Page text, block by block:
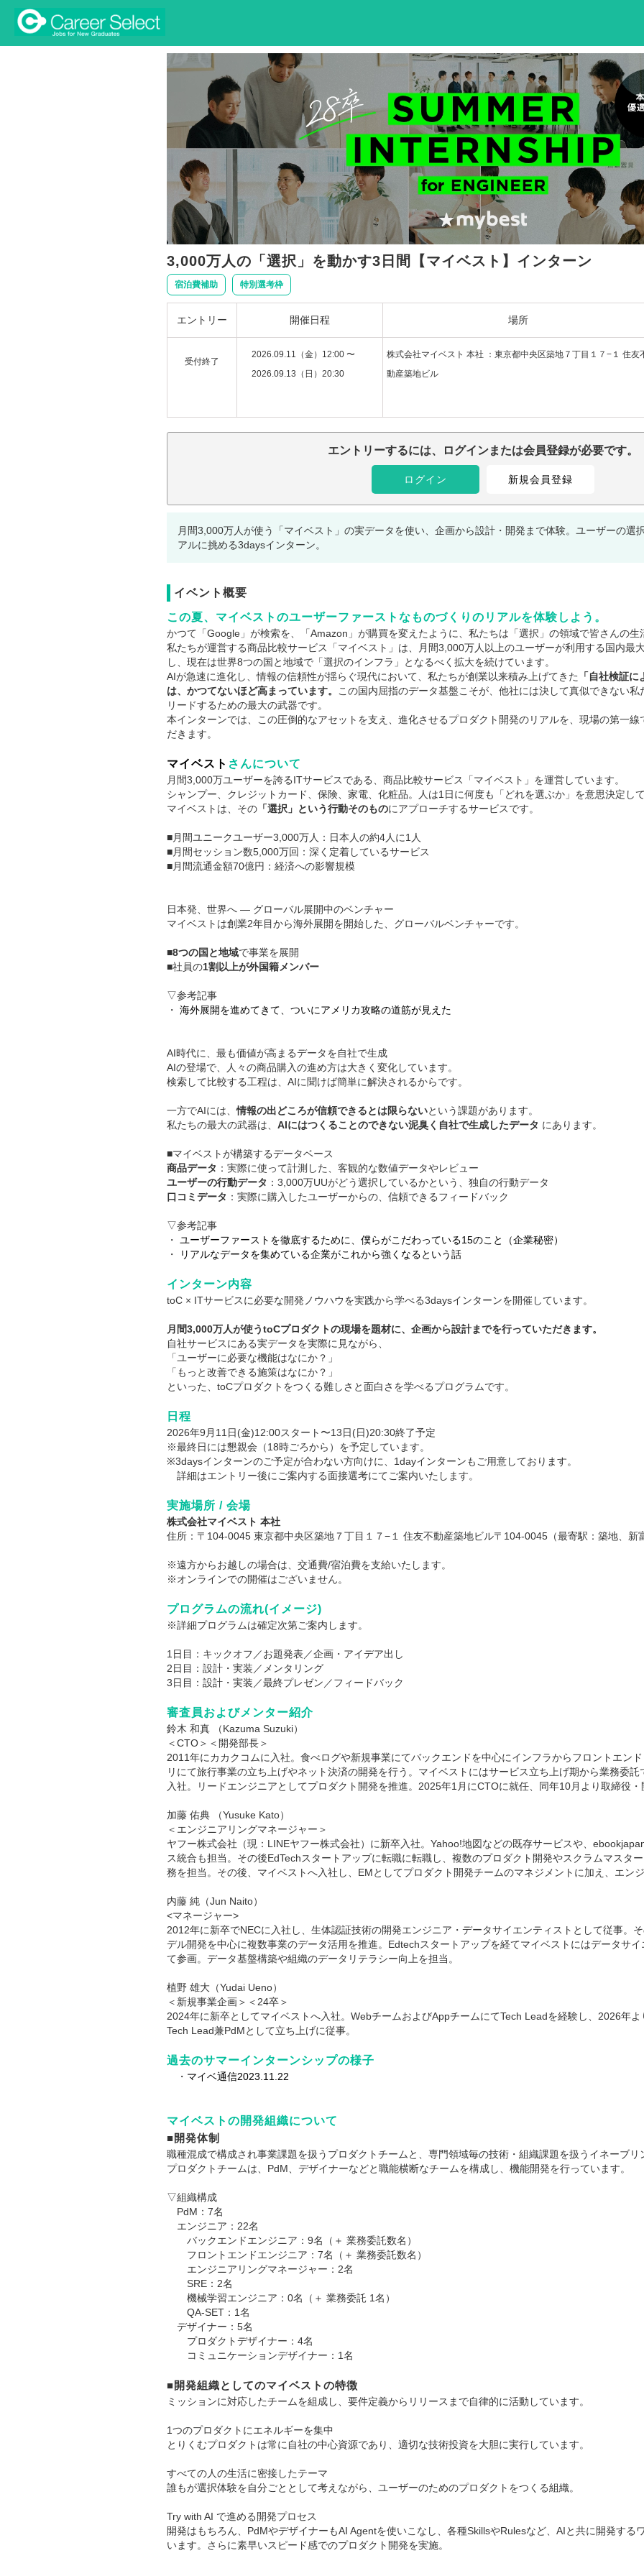
3,000万人の「選択」を動かす3日間【マイベスト】インターン
宿泊費補助 特別選考枠
エントリー 開催日程 場所
受付終了
2026.09.11（金）12:00 〜
2026.09.13（日）20:30
株式会社マイベスト 本社 ：東京都中央区築地７丁目１７−１ 住友
動産築地ビル
注意事項：
エントリーするには、ログインまたは会員登録が必要です。
ログイン 新規会員登録
月間3,000万人が使う「マイベスト」の実データを使い、企画から設計・開発まで体験。ユーザーの選
アルに挑める3daysインターン。
イベント概要
この夏、マイベストのユーザーファーストなものづくりのリアルを体験しよう。
かつて「Google」が検索を、「Amazon」が購買を変えたように、私たちは「選択」の領域で皆さんの
私たちが運営する商品比較サービス「マイベスト」は、月間3,000万人以上のユーザーが利用する国内最
し、現在は世界8つの国と地域で「選択のインフラ」となるべく拡大を続けています。
AIが急速に進化し、情報の信頼性が揺らぐ現代において、私たちが創業以来積み上げてきた
「自社検証
は、かつてないほど高まっています。 この国内屈指のデータ基盤こそが、他社には決して真似できない
リードするための最大の武器です。
本インターンでは、この圧倒的なアセットを支え、進化させるプロダクト開発のリアルを、現場の第一
だきます。
マイベスト さんについて
月間3,000万ユーザーを誇るITサービスである、商品比較サービス「マイベスト」を運営しています。
シャンプー、クレジットカード、保険、家電、化粧品。人は1日に何度も「どれを選ぶか」を意思決定し
マイベストは、その 「選択」という行動そのものにアプローチするサービスです。
■月間ユニークユーザー3,000万人：日本人の約4人に1人
■月間セッション数5,000万回：深く定着しているサービス
■月間流通金額70億円：経済への影響規模
日本発、世界へ — グローバル展開中のベンチャー
マイベストは創業2年目から海外展開を開始した、グローバルベンチャーです。
■8つの国と地域で事業を展開
■社員の1割以上が外国籍メンバー
▽参考記事
・ 海外展開を進めてきて、ついにアメリカ攻略の道筋が見えた
AI時代に、最も価値が高まるデータを自社で生成
AIの登場で、人々の商品購入の進め方は大きく変化しています。
検索して比較する工程は、AIに聞けば簡単に解決されるからです。
一方でAIには、情報の出どころが信頼できるとは限らないという課題があります。
私たちの最大の武器は、 AIにはつくることのできない泥臭く自社で生成したデータ にあります。
■マイベストが構築するデータベース
商品データ ：実際に使って計測した、客観的な数値データやレビュー
ユーザーの行動データ ：3,000万UUがどう選択しているかという、独自の行動データ
口コミデータ ：実際に購入したユーザーからの、信頼できるフィードバック
▽参考記事
・ ユーザーファーストを徹底するために、僕らがこだわっている15のこと（企業秘密）
・
リアルなデータを集めている企業がこれから強くなるという話
インターン内容
toC × ITサービスに必要な開発ノウハウを実践から学べる3daysインターンを開催しています。
月間3,000万人が使うtoCプロダクトの現場を題材に、企画から設計までを行っていただきます。
自社サービスにある実データを実際に見ながら、
「ユーザーに必要な機能はなにか？」
「もっと改善できる施策はなにか？」
といった、toCプロダクトをつくる難しさと面白さを学べるプログラムです。
日程
2026年9月11日(金)12:00スタート〜13日(日)20:30終了予定
※最終日には懇親会（18時ごろから）を予定しています。
※3daysインターンのご予定が合わない方向けに、1dayインターンもご用意しております。
詳細はエントリー後にご案内する面接選考にてご案内いたします。
実施場所 / 会場
株式会社マイベスト 本社
住所：〒104-0045 東京都中央区築地７丁目１７−１ 住友不動産築地ビル〒104-0045（最寄駅：築地、新
※遠方からお越しの場合は、交通費/宿泊費を支給いたします。
※オンラインでの開催はございません。
プログラムの流れ(イメージ)
※詳細プログラムは確定次第ご案内します。
1日目：キックオフ／お題発表／企画・アイデア出し
2日目：設計・実装／メンタリング
3日目：設計・実装／最終プレゼン／フィードバック
審査員およびメンター紹介
鈴木 和真 （Kazuma Suzuki）
＜CTO＞＜開発部長＞
2011年にカカクコムに入社。食べログや新規事業にてバックエンドを中心にインフラからフロントエン
リにて旅行事業の立ち上げやネット決済の開発を行う。マイベストにはサービス立ち上げ期から業務委
入社。リードエンジニアとしてプロダクト開発を推進。2025年1月にCTOに就任、同年10月より取締役
加藤 佑典 （Yusuke Kato）
＜エンジニアリングマネージャー＞
ヤフー株式会社（現：LINEヤフー株式会社）に新卒入社。Yahoo!地図などの既存サービスや、
ス統合も担当。その後EdTechスタートアップに転職に転職し、複数のプロダクト開発やスクラムマスタ
務を担当。その後、マイベストへ入社し、EMとしてプロダクト開発チームのマネジメントに加え、エン
内藤 純（Jun Naito）
<マネージャー>
2012年に新卒でNECに入社し、生体認証技術の開発エンジニア・データサイエンティストとして従事。
デル開発を中心に複数事業のデータ活用を推進。Edtechスタートアップを経てマイベストにはデータサ
て参画。データ基盤構築や組織のデータリテラシー向上を担当。
植野 雄大（Yudai Ueno）
＜新規事業企画＞＜24卒＞
2024年に新卒としてマイベストへ入社。WebチームおよびAppチームにてTech Leadを経験し、2026年
Tech Lead兼PdMとして立ち上げに従事。
過去のサマーインターンシップの様子
・ マイベ通信2023.11.22
マイベストの開発組織について
■開発体制
職種混成で構成され事業課題を扱うプロダクトチームと、専門領域毎の技術・組織課題を扱うイネーブ
プロダクトチームは、PdM、デザイナーなどと職能横断なチームを構成し、機能開発を行っています。
▽組織構成
PdM：7名
エンジニア：22名
バックエンドエンジニア：9名（＋ 業務委託数名）
フロントエンドエンジニア：7名（＋ 業務委託数名）
エンジニアリングマネージャー：2名
SRE：2名
機械学習エンジニア：0名（＋ 業務委託 1名）
QA-SET：1名
デザイナー：5名
プロダクトデザイナー：4名
コミュニケーションデザイナー：1名
■開発組織としてのマイベストの特徴
ミッションに対応したチームを組成し、要件定義からリリースまで自律的に活動しています。
1つのプロダクトにエネルギーを集中
とりくむプロダクトは常に自社の中心資源であり、適切な技術投資を大胆に実行しています。
すべての人の生活に密接したテーマ
誰もが選択体験を自分ごととして考えながら、ユーザーのためのプロダクトをつくる組織。
Try with AI で進める開発プロセス
開発はもちろん、PdMやデザイナーもAI Agentを使いこなし、各種SkillsやRulesなど、AIと共に開発する
います。さらに素早いスピード感でのプロダクト開発を実施。